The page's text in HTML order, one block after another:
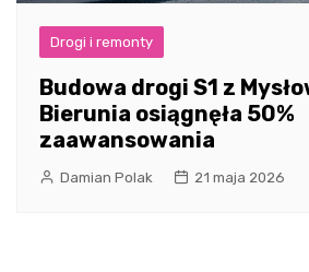
Drogi i remonty
Budowa drogi S1 z
Bierunia osiągnęła 50%
zaawansowania
Damian Polak 21 maja 2026